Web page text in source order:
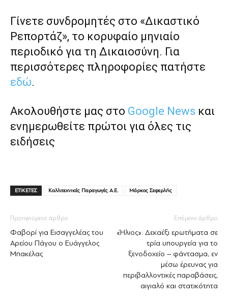
Γίνετε συνδρομητές στο «Δικαστικό
Ρεπορτάζ», το κορυφαίο μηνιαίο
περιοδικό για τη Δικαιοσύνη. Για
περισσότερες πληροφορίες πατήστε
εδώ.
Ακολουθήστε μας στο Google News και
ενημερωθείτε πρώτοι για όλες τις
ειδήσεις
ΕΤΙΚΕΤΕΣ Καλλιτεχνικές Παραγωγές Α.Ε. Μάρκος Σεφερλής
Προηγούμενο άρθρο
Φαβορί για Εισαγγελέας του
Αρείου Πάγου ο Ευάγγελος
Μπακέλας
Επόμενο άρθρο
«Ήλιος»: Δεκαέξι ερωτήματα σε
τρία υπουργεία για το
ξενοδοχείο – φάντασμα, εν
μέσω έρευνας για
περιβαλλοντικές παραβάσεις,
αιγιαλό και στατικότητα